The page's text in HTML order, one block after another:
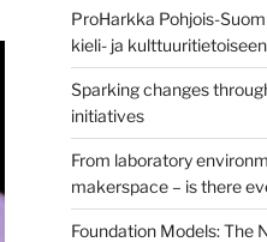
ProHarkka Pohjois-
kieli- ja
Sparking changes
initiatives
From laboratory
makerspace – is there
Foundation Models: The